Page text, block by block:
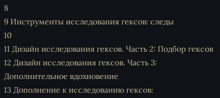
8
9 Инструменты исследования гексов: следы
10
11 Дизайн исследования гексов. Часть 2: Подбор гексов
12 Дизайн исследования гексов. Часть 3:
Дополнительное вдохновение
13 Дополнение к исследованию гексов: